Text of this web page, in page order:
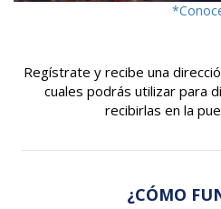
Crear Cuentapara